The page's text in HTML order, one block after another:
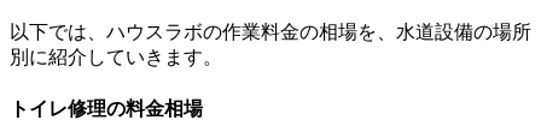
以下では、ハウスラボの作業料金の相場を、水道設備の場所
別に紹介していきます。
トイレ修理の料金相場